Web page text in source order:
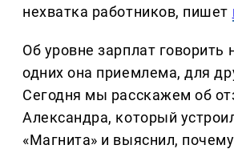
нехватка работников, пишет
Об уровне зарплат говорить
одних она приемлема, для
Сегодня мы расскажем об
Александра, который
«Магнита» и выяснил,